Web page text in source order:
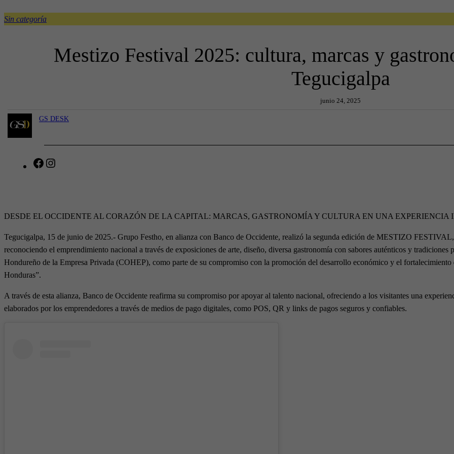
Sin categoría
Mestizo Festival 2025: cultura, marcas y
Tegucigalpa
junio 24, 2025
GS DESK
F
b
o
k
a
r
a
m
DESDE EL OCCIDENTE AL CORAZÓN DE LA CAPITAL: MARCAS, GASTRONOMÍA Y CULTURA EN UNA EXPERIENCIA
Tegucigalpa, 15 de junio de 2025.- Grupo Festho, en alianza con Banco de Occidente, realizó la segunda edición de MESTIZO
reconociendo el emprendimiento nacional a través de exposiciones de arte, diseño, diversa gastronomía con sabores auténticos y
Hondureño de la Empresa Privada (COHEP), como parte de su compromiso con la promoción del desarrollo económico y el fortalecimiento
Honduras”.
A través de esta alianza, Banco de Occidente reafirma su compromiso por apoyar al talento nacional, ofreciendo a los visitantes una
elaborados por los emprendedores a través de medios de pago digitales, como POS, QR y links de pagos seguros y confiables.